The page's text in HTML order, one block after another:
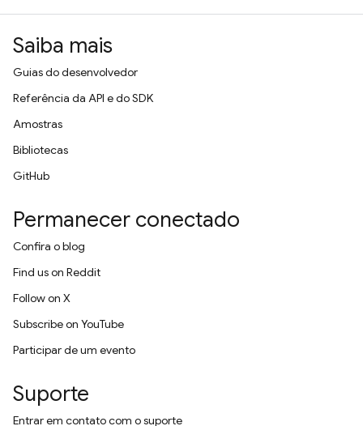
Saiba mais
Guias do desenvolvedor
Referência da API e do SDK
Amostras
Bibliotecas
GitHub
Permanecer conectado
Confira o blog
Find us on Reddit
Follow on X
Subscribe on YouTube
Participar de um evento
Suporte
Entrar em contato com o suporte